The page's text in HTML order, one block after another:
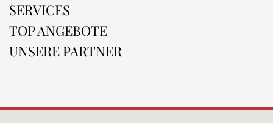
SERVICES
TOP ANGEBOTE
UNSERE PARTNER